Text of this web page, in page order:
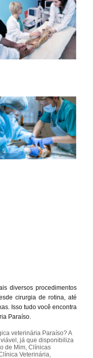
diversos procedimentos
cirurgia de rotina, até
Isso tudo você encontra
Paraíso.
veterinária Paraíso? A
já que disponibiliza
de Mim, Clínicas
Veterinária,